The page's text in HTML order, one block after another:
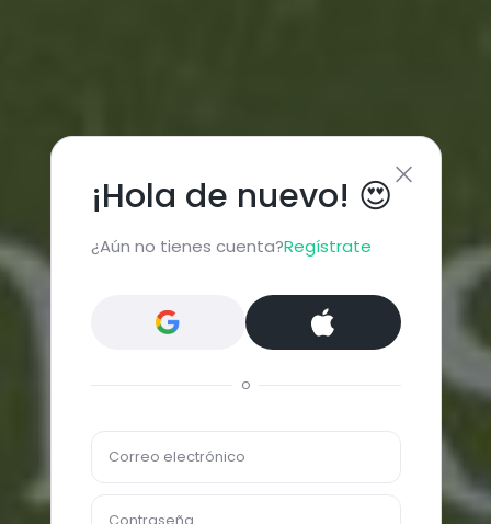
¡Hola de nuevo! 😍
¿Aún no tienes cuenta?Regístrate
o
Correo electrónico